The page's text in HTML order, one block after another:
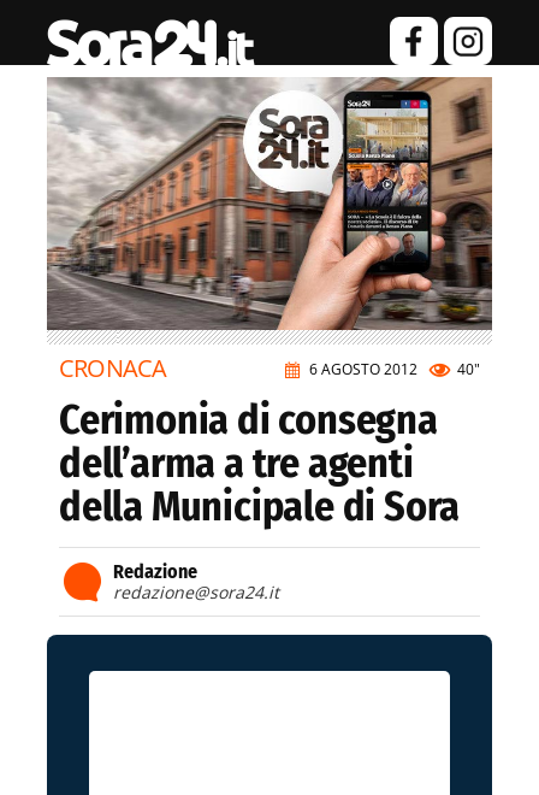
6 AGOSTO 2012 40"
CRONACA
Cerimonia di consegna
dell’arma a tre agenti
della Municipale di Sora
Redazione
redazione@sora24.it